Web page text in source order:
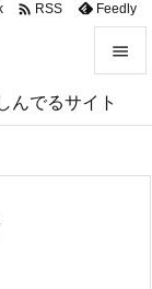
んでるサイト


サイド
 RSS Feedly